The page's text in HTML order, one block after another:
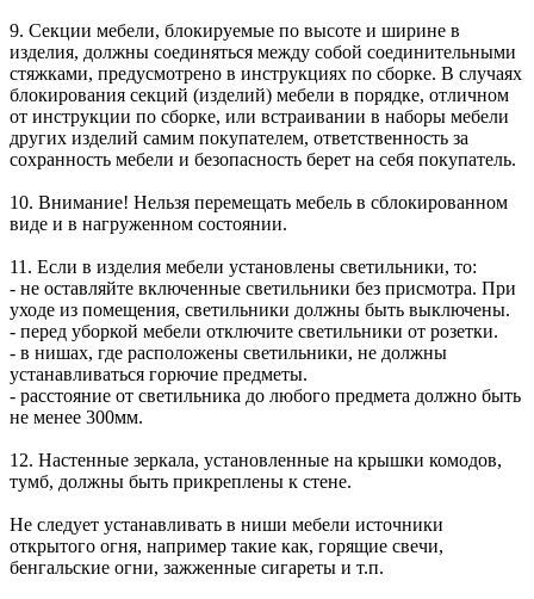
9. Секции мебели, блокируемые по высоте и ширине в
изделия, должны соединяться между собой соединительными
стяжками, предусмотрено в инструкциях по сборке. В случаях
блокирования секций (изделий) мебели в порядке, отличном
от инструкции по сборке, или встраивании в наборы мебели
других изделий самим покупателем, ответственность за
сохранность мебели и безопасность берет на себя покупатель.
10. Внимание! Нельзя перемещать мебель в сблокированном
виде и в нагруженном состоянии.
11. Если в изделия мебели установлены светильники, то:
- не оставляйте включенные светильники без присмотра. При
уходе из помещения, светильники должны быть выключены.
- перед уборкой мебели отключите светильники от розетки.
- в нишах, где расположены светильники, не должны
устанавливаться горючие предметы.
- расстояние от светильника до любого предмета должно быть
не менее 300мм.
12. Настенные зеркала, установленные на крышки комодов,
тумб, должны быть прикреплены к стене.
Не следует устанавливать в ниши мебели источники
открытого огня, например такие как, горящие свечи,
бенгальские огни, зажженные сигареты и т.п.